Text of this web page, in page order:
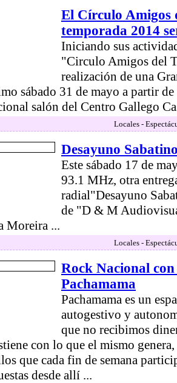
El Círculo Amigos
temporada 2014
Iniciando sus
"Circulo Amigos del
realización de una
sábado 31 de mayo a partir
salón del Centro Gallego
Locales -
Desayuno
Este sábado 17 de
93.1 MHz, otra
radial"Desayuno
de "D & M
Moreira ...
Locales -
Rock Nacional
Pachamama
Pachamama es un
autogestivo y
que no recibimos
con lo que el mismo
que cada fin de semana
desde allí ...